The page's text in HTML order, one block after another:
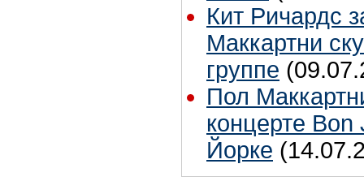
Кит Ричардс
Маккартни
группе
Пол
концерте
Йорке